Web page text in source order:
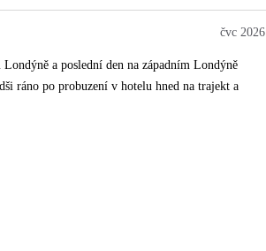
čvc 2026
a poslední den na západním Londýně
ráno po probuzení v hotelu hned na trajekt a